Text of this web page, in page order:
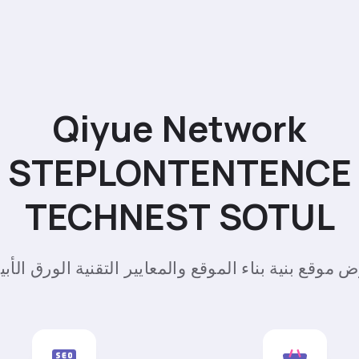
Qiyue Network
STEPLONTENTENCE
TECHNEST SOTUL
موقع بنية بناء الموقع والمعايير التقنية الورق